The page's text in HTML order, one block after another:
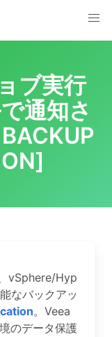
ブ実行
通知さ
vSphere/Hyp
なバックアッ
。Veea
のデータ保護